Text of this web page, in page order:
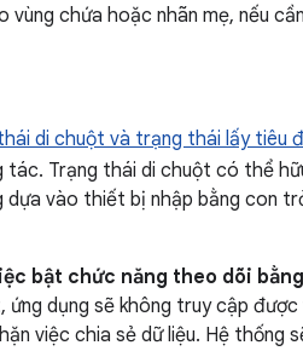
chứa hoặc nhãn mẹ, nếu
di chuột và trạng thái lấy tiêu
tác. Trạng thái di chuột có thể
dựa vào thiết bị nhập bằng con
bật chức năng theo dõi
ứng dụng sẽ không truy cập
việc chia sẻ dữ liệu. Hệ thống